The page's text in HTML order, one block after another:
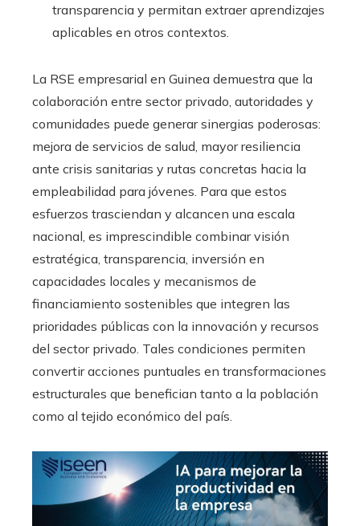
transparencia y permitan extraer aprendizajes
aplicables en otros contextos.
La RSE empresarial en Guinea demuestra que la
colaboración entre sector privado, autoridades y
comunidades puede generar sinergias poderosas:
mejora de servicios de salud, mayor resiliencia
ante crisis sanitarias y rutas concretas hacia la
empleabilidad para jóvenes. Para que estos
esfuerzos trasciendan y alcancen una escala
nacional, es imprescindible combinar visión
estratégica, transparencia, inversión en
capacidades locales y mecanismos de
financiamiento sostenibles que integren las
prioridades públicas con la innovación y recursos
del sector privado. Tales condiciones permiten
convertir acciones puntuales en transformaciones
estructurales que benefician tanto a la población
como al tejido económico del país.